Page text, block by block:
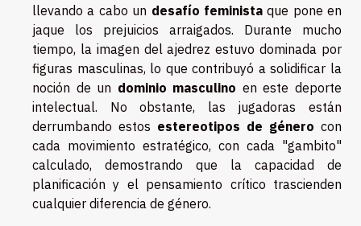
llevando a cabo un desafío feministaque pone en
jaque los prejuicios arraigados. Durante mucho
tiempo, la imagen del ajedrez estuvo dominada por
figuras masculinas, lo que contribuyó a solidificar la
noción de un dominio masculino en este deporte
intelectual. No obstante, las jugadoras están
derrumbando estos estereotipos de género con
cada movimiento estratégico, con cada "gambito"
calculado, demostrando que la capacidad de
planificación y el pensamiento crítico trascienden
cualquier diferencia de género.